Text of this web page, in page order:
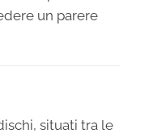
un parere
situati tra le